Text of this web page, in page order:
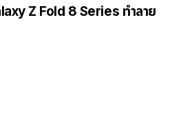
Z Fold 8 Series ทำลาย